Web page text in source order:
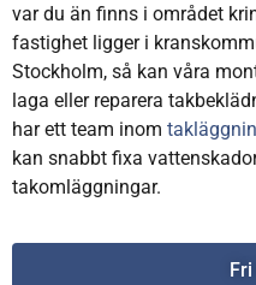
var du än finns i området
fastighet ligger i
Stockholm, så kan våra
laga eller reparera
har ett team inom
kan snabbt fixa
takomläggningar.